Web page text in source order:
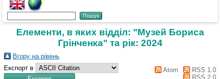
Елементи, в яких відділ: "Музей Бориса
Грінченка" та рік: 2024
Вгору на рівень
Експорт в
Atom
RSS 1.0
RSS 2.0